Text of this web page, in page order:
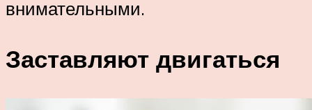
внимательными.
Заставляют двигаться